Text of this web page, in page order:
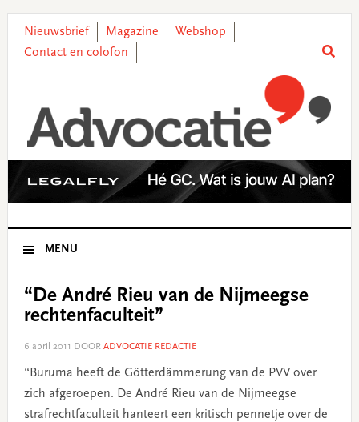
primary
main
primary
footer
Nieuwsbrief Magazine
Webshop
Contact en colofon
MENU
“De André Rieu van de Nijmeegse
rechtenfaculteit”
6 april 2011 DOOR ADVOCATIE REDACTIE
“Buruma heeft de Götterdämmerung van de PVV over
zich afgeroepen. De André Rieu van de Nijmeegse
strafrechtfaculteit hanteert een kritisch pennetje over de